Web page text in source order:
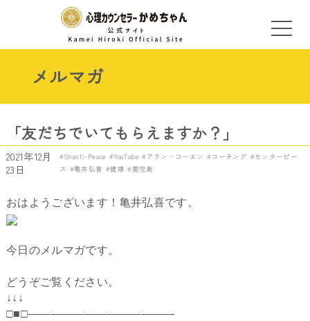
メルマガ
「友だちでいてもらえますか？」
2021年12月
23日
Shanti-Peace YouTube アラン・コーエン コーチング
センターピー
ス
亀井弘喜 健康 鹿児島
おはようございます！亀井弘喜です。
今日のメルマガです。
どうぞご覧ください。
↓↓↓
□■□―――――――――――――